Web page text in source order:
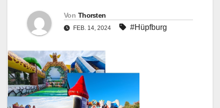
Von Thorsten
FEB. 14, 2024 #Hüpfburg